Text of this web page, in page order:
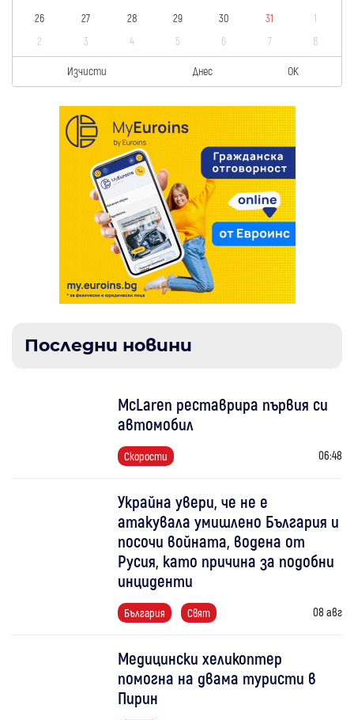
26
27 28 29 30 31
1
2
3 4 5 6 7 8
Изчисти Днес OK
Последни новини
McLaren реставрира първия си
автомобил
Скорости 06:48
Украйна увери, че не е
атакувала умишлено България и
посочи войната, водена от
Русия, като причина за подобни
инциденти
България Свят 08 авг
Медицински хеликоптер
помогна на двама туристи в
Пирин